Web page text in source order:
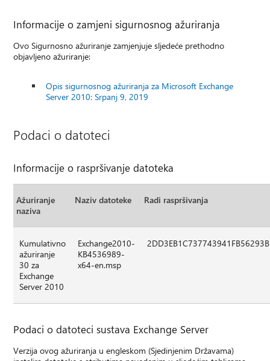
Informacije o zamjeni sigurnosnog ažuriranja
Ovo Sigurnosno ažuriranje zamjenjuje sljedeće prethodno
objavljeno ažuriranje:
Opis sigurnosnog ažuriranja za Microsoft Exchange
Server 2010: Srpanj 9, 2019
Podaci o datoteci
Informacije o raspršivanje datoteka
Ažuriranje
naziva
Naziv datoteke Radi raspršivanja
Kumulativno
ažuriranje
30 za
Exchange
Server 2010
Exchange2010-
KB4536989-
x64-en.msp
Podaci o datoteci sustava Exchange Server
Verzija ovog ažuriranja u engleskom (Sjedinjenim Državama)